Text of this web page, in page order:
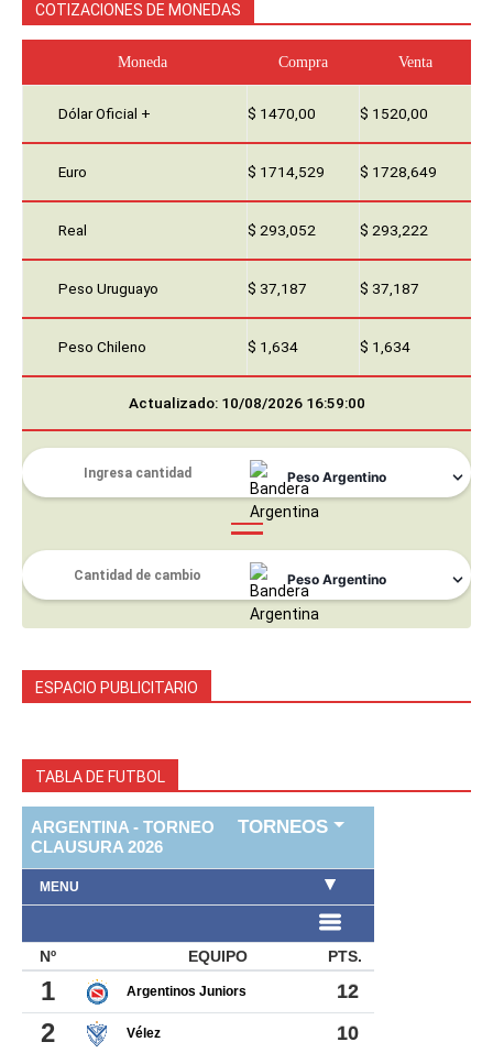
COTIZACIONES DE MONEDAS
Moneda Compra Venta
Dólar Oficial + $ 1470,00 $ 1520,00
Euro $ 1714,529 $ 1728,649
Real $ 293,052 $ 293,222
Peso Uruguayo $ 37,187 $ 37,187
Peso Chileno $ 1,634 $ 1,634
Actualizado: 10/08/2026 16:59:00
ESPACIO PUBLICITARIO
TABLA DE FUTBOL